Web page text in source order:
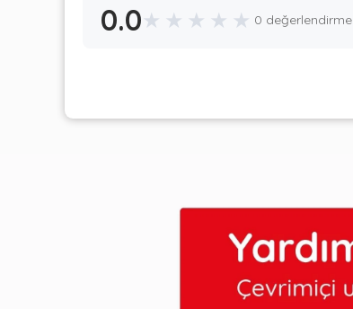
0.0★ ★ ★ ★ ★ 0 değerlendirme